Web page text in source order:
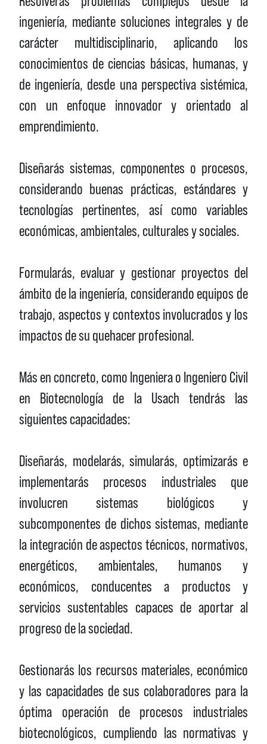
ingeniería, mediante soluciones integrales y de
carácter multidisciplinario, aplicando los
conocimientos de ciencias básicas, humanas, y
de ingeniería, desde una perspectiva sistémica,
con un enfoque innovador y orientado al
emprendimiento.
Diseñarás sistemas, componentes o procesos,
considerando buenas prácticas, estándares y
tecnologías pertinentes, así como variables
económicas, ambientales, culturales y sociales.
Formularás, evaluar y gestionar proyectos del
ámbito de la ingeniería, considerando equipos de
trabajo, aspectos y contextos involucrados y los
impactos de su quehacer profesional.
Más en concreto, como Ingeniera o Ingeniero Civil
en Biotecnología de la Usach tendrás las
siguientes capacidades:
Diseñarás, modelarás, simularás, optimizarás e
implementarás procesos industriales que
involucren sistemas biológicos y
subcomponentes de dichos sistemas, mediante
la integración de aspectos técnicos, normativos,
energéticos, ambientales, humanos y
económicos, conducentes a productos y
servicios sustentables capaces de aportar al
progreso de la sociedad.
Gestionarás los recursos materiales, económico
y las capacidades de sus colaboradores para la
óptima operación de procesos industriales
biotecnológicos, cumpliendo las normativas y